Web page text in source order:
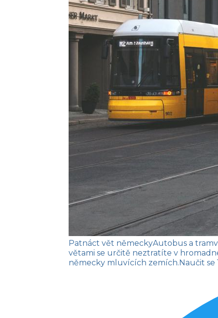
Patnáct vět německyAutobus a
větami se určitě neztratíte v
německy mluvících zemích.Naučit se